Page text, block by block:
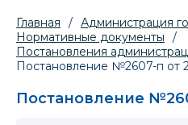
Главная / Администрация
Нормативные документы
/
Постановления
Постановление №2607-п от
Постановление